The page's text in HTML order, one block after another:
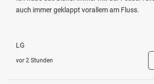
auch immer geklappt vorallem am Fluss.
LG
vor 2 Stunden